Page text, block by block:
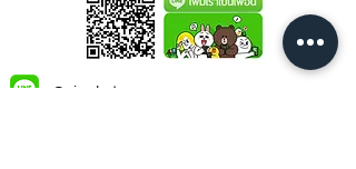
@siamled